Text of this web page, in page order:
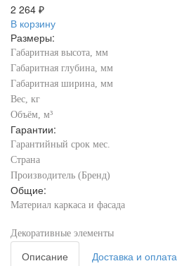
2 264 ₽
В корзину
Размеры:
Габаритная высота, мм
Габаритная глубина, мм
Габаритная ширина, мм
Вес, кг
Объём, м³
Гарантии:
Гарантийный срок мес.
Страна
Производитель (Бренд)
Общие:
Материал каркаса и фасада
Декоративные элементы
Описание Доставка и оплата